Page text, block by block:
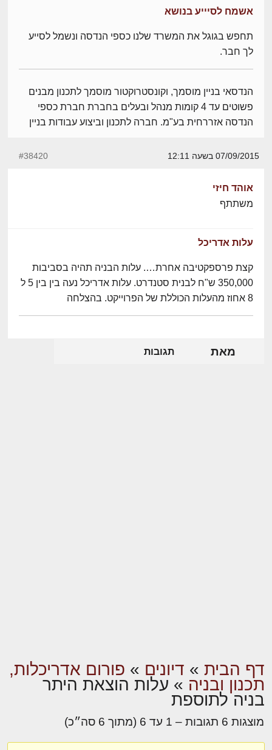
אשמח לסיייע בנושא
תחפש בגוגל את המשרד שלנו כספי הנדסה ונשמל לסייע
לך חבר.
הנדסאי בניין מוסמך, וקונסטרוקטור מוסמך לתכנון מבנים
פשוטים עד 4 קומות מנהל ובעלים בחברת חברת כספי
הנדסה אזררחית בע"מ. חברה לתכנון וביצוע עבודות בניין
07/09/2015 בשעה 12:11 #38420
אוהד חיזי
משתתף
עלות אדריכל
קצת פרספקטיבה אחרת…. עלות הבניה תהיה בסביבות
350,000 ש"ח לבנית סטנדרט. עלות אדריכל נעה בין בין 5 ל
8 אחוז מהעלות הכוללת של הפרוייקט. בהצלחה
מאת תגובות
דף הבית » דיונים » פורום אדריכלות,
תכנון ובניה » עלות הוצאת היתר
בניה לתוספת
מוצגות 6 תגובות – 1 עד 6 (מתוך 6 סה״כ)